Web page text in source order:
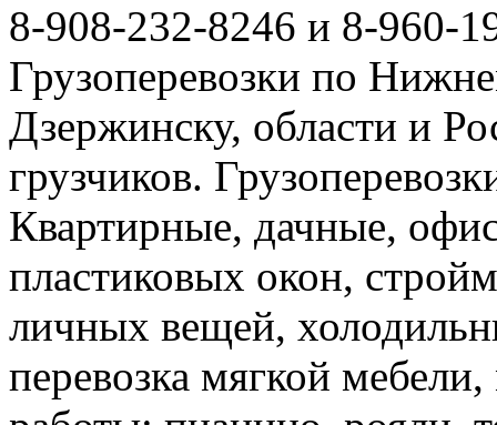
8-908-232-8246 и 8-960-
Грузоперевозки по
Дзержинску, области и
грузчиков.
Квартирные, дачные,
пластиковых окон,
личных вещей,
перевозка мягкой